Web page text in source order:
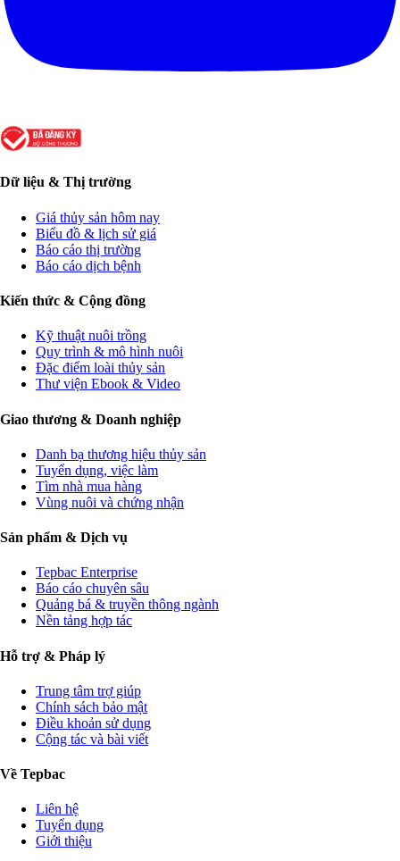
Dữ liệu & Thị trường
Giá thủy sản hôm nay
Biểu đồ & lịch sử giá
Báo cáo thị trường
Báo cáo dịch bệnh
Kiến thức & Cộng đồng
Kỹ thuật nuôi trồng
Quy trình & mô hình nuôi
Đặc điểm loài thủy sản
Thư viện Ebook & Video
Giao thương & Doanh nghiệp
Danh bạ thương hiệu thủy sản
Tuyển dụng, việc làm
Tìm nhà mua hàng
Vùng nuôi và chứng nhận
Sản phẩm & Dịch vụ
Tepbac Enterprise
Báo cáo chuyên sâu
Quảng bá & truyền thông ngành
Nền tảng hợp tác
Hỗ trợ & Pháp lý
Trung tâm trợ giúp
Chính sách bảo mật
Điều khoản sử dụng
Cộng tác và bài viết
Về Tepbac
Liên hệ
Tuyển dụng
Giới thiệu